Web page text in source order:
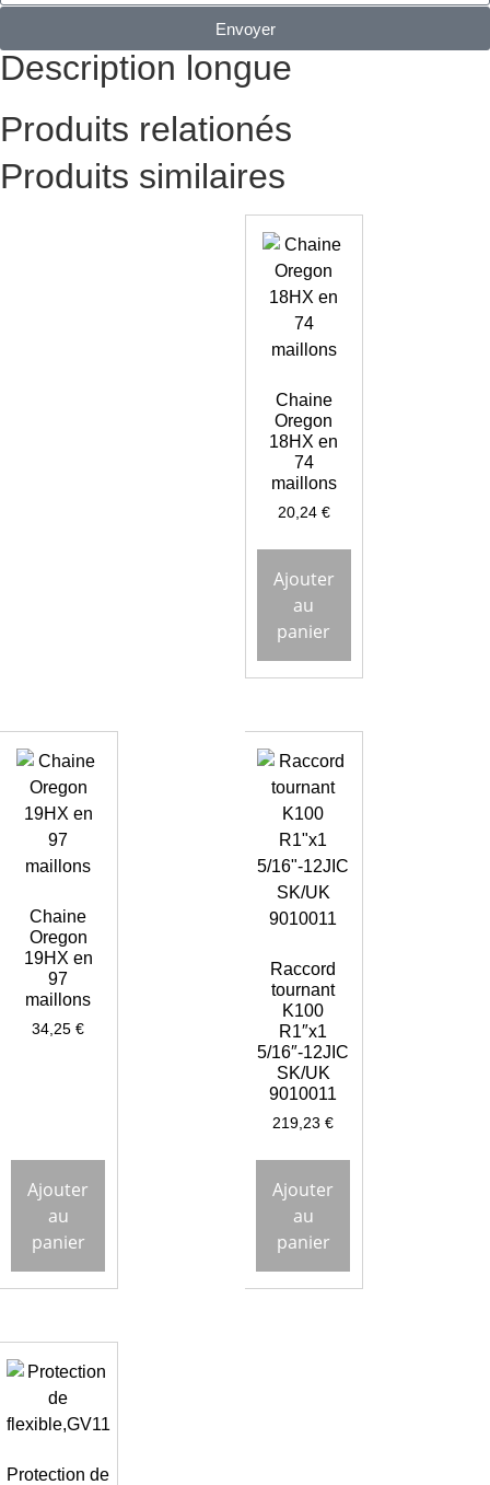
Envoyer
Description longue
Produits relationés
Produits similaires
Chaine
Oregon
18HX en
74
maillons
20,24 €
Ajouter
au
panier
Chaine
Oregon
19HX en
97
maillons
34,25€
Ajouter
au
panier
Raccord
tournant
K100
R1″x1
5/16″-12JIC
SK/UK
9010011
219,23€
Ajouter
au
panier
Protection de